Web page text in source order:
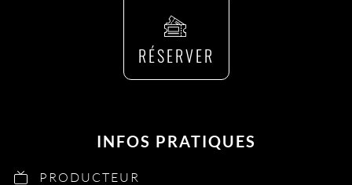
RÉSERVER
INFOS PRATIQUES
PRODUCTEUR